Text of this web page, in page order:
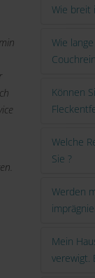
Wie breit
Wie
Können
Welche
Sie ?
Werden
Mein
verewigt.